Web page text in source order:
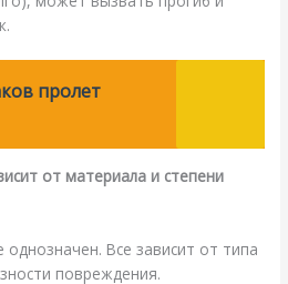
пролет
от материала и степени
Все зависит от типа
повреждения.